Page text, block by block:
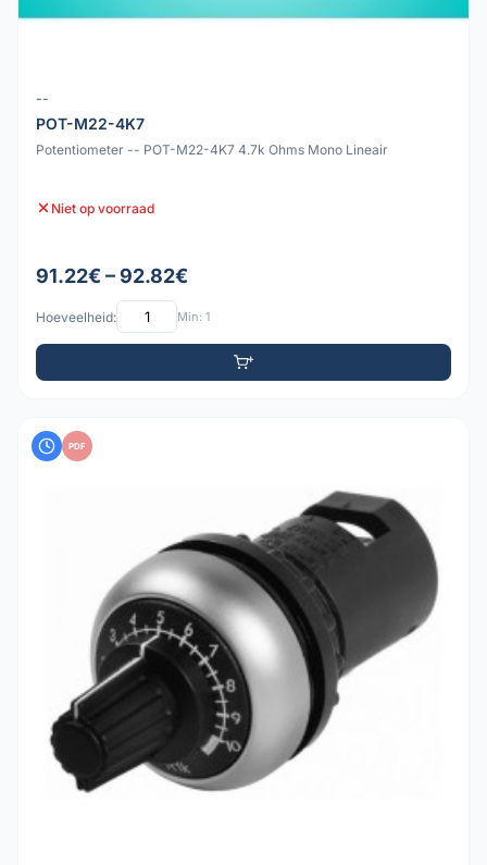
--
POT-M22-4K7
Potentiometer -- POT-M22-4K7 4.7k Ohms Mono Lineair
Niet op voorraad
91.22€ – 92.82€
Hoeveelheid: Min: 1
PDF